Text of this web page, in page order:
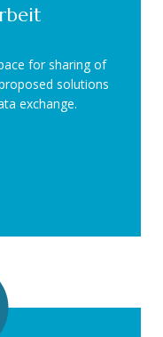
for sharing of
solutions
exchange.